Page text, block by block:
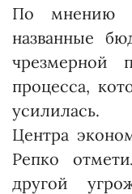
По мнению
названные
чрезмерной
процесса,
усилилась.
Центра
Репко
другой